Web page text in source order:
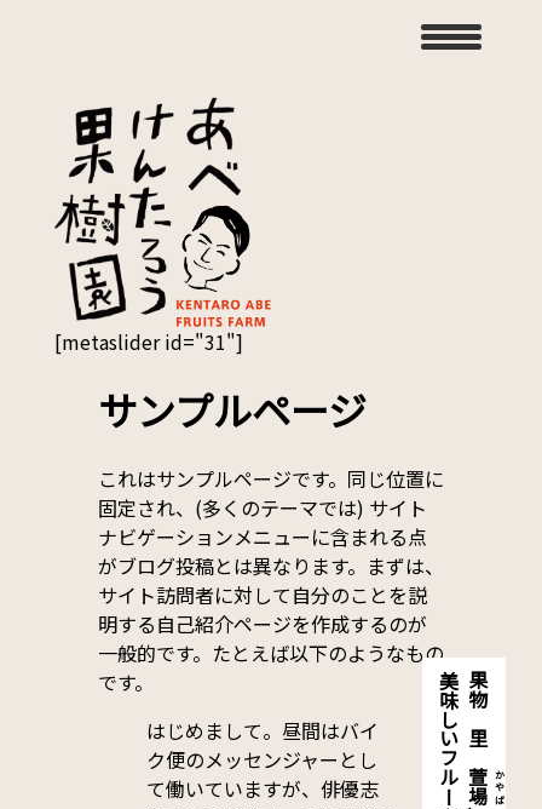
果物の里「
萱場 かやば
[metaslider id="31"]
サンプルページ
これはサンプルページです。同じ位置に
固定され、(多くのテーマでは) サイト
ナビゲーションメニューに含まれる点
がブログ投稿とは異なります。まずは、
サイト訪問者に対して自分のことを説
明する自己紹介ページを作成するのが
一般的です。たとえば以下のようなもの
です。
はじめまして。昼間はバイ
ク便のメッセンジャーとし
て働いていますが、俳優志